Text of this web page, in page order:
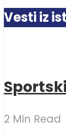
Vesti iz
2 Min Read